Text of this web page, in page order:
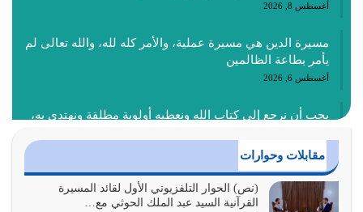
أغسطس 8, 2026
مسيرة الدين هي مسيرة عملية، والأمر كله لله، والله تعالى لم
يأمر بطاعة الظالمين
أغسطس 6, 2026
يجب أن نرجع إلى كتاب الله ونعطيه أولوية مطلقة ونهتدي به،
أغسطس 4, 2026
عندما لم تؤخذ منهجية تعليم الناس من خلال القرآن الكريم
حصل ضياع للأمة وضياع للأجيال
مقابلات وحوارات
(نص) الحوار التلفزيوني الأول لقائد المسيرة
القرآنية السيد عبد الملك الحوثي مع…